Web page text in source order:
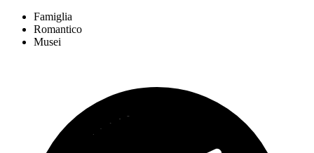
Famiglia
Romantico
Musei